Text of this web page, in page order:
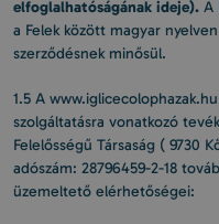
elfoglalhatóságának ideje). A
a Felek között magyar
szerződésnek minősül.
1.5 A
szolgáltatásra vonatkozó
Felelősségű Társaság ( 9730
adószám: 28796459-2-18
üzemeltető elérhetőségei: